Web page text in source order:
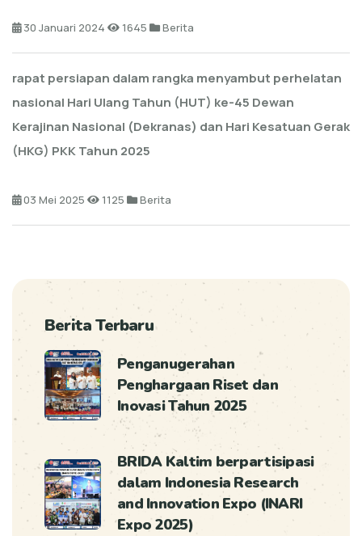
30 Januari 2024 1645 Berita
rapat persiapan dalam rangka menyambut perhelatan
nasional Hari Ulang Tahun (HUT) ke-45 Dewan
Kerajinan Nasional (Dekranas) dan Hari Kesatuan Gerak
(HKG) PKK Tahun 2025
03 Mei 2025 1125 Berita
Berita Terbaru
Penganugerahan
Penghargaan Riset dan
Inovasi Tahun 2025
BRIDA Kaltim berpartisipasi
dalam Indonesia Research
and Innovation Expo (INARI
Expo 2025)